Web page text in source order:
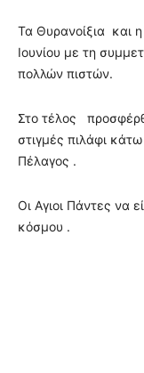
Τα Θυρανοίξια και η
Ιουνίου με τη
πολλών πιστών.
Στο τέλος
στιγμές πιλάφι
Πέλαγος .
Οι Αγιοι Πάντες να
κόσμου .